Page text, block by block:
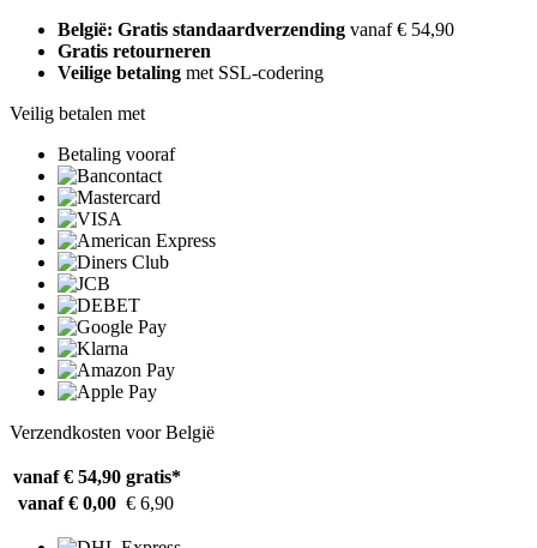
België: Gratis standaardverzending vanaf € 54,90
Gratis retourneren
Veilige betaling met SSL-codering
Veilig betalen met
Betaling vooraf
Verzendkosten voor België
vanaf € 54,90 gratis*
vanaf € 0,00 € 6,90